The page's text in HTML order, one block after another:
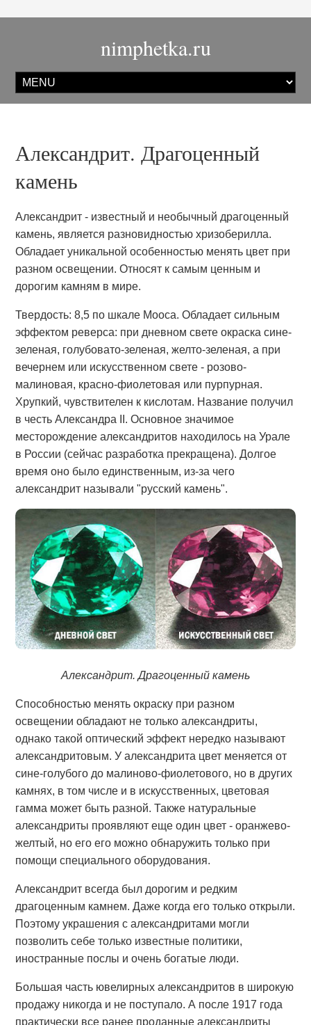
nimphetka.ru
Александрит. Драгоценный
камень
Александрит - известный и необычный драгоценный
камень, является разновидностью хризоберилла.
Обладает уникальной особенностью менять цвет при
разном освещении. Относят к самым ценным и
дорогим камням в мире.
Твердость: 8,5 по шкале Мооса. Обладает сильным
эффектом реверса: при дневном свете окраска сине-
зеленая, голубовато-зеленая, желто-зеленая, а при
вечернем или искусственном свете - розово-
малиновая, красно-фиолетовая или пурпурная.
Хрупкий, чувствителен к кислотам. Название получил
в честь Александра II. Основное значимое
месторождение александритов находилось на Урале
в России (сейчас разработка прекращена). Долгое
время оно было единственным, из-за чего
александрит называли "русский камень".
Александрит. Драгоценный камень
Способностью менять окраску при разном
освещении обладают не только александриты,
однако такой оптический эффект нередко называют
александритовым. У александрита цвет меняется от
сине-голубого до малиново-фиолетового, но в других
камнях, в том числе и в искусственных, цветовая
гамма может быть разной. Также натуральные
александриты проявляют еще один цвет - оранжево-
желтый, но его его можно обнаружить только при
помощи специального оборудования.
Александрит всегда был дорогим и редким
драгоценным камнем. Даже когда его только открыли.
Поэтому украшения с александритами могли
позволить себе только известные политики,
иностранные послы и очень богатые люди.
Большая часть ювелирных александритов в широкую
продажу никогда и не поступало. А после 1917 года
практически все ранее проданные александриты